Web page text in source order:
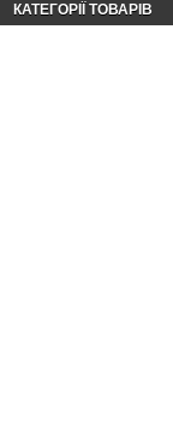
КАТЕГОРІЇ ТОВАРІВ